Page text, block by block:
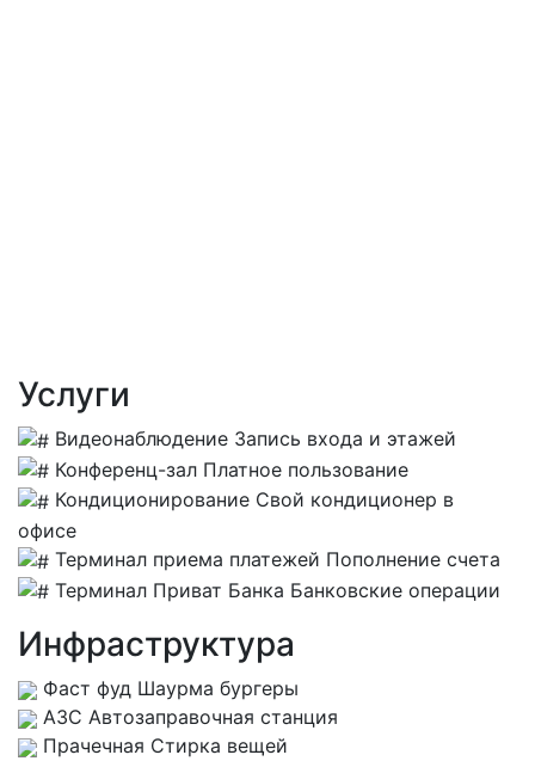
Услуги
Видеонаблюдение Запись входа и этажей
Конференц-зал Платное пользование
Кондиционирование Свой кондиционер в
офисе
Терминал приема платежей Пополнение счета
Терминал Приват Банка Банковские операции
Инфраструктура
Фаст фуд Шаурма бургеры
АЗС Автозаправочная станция
Прачечная Стирка вещей